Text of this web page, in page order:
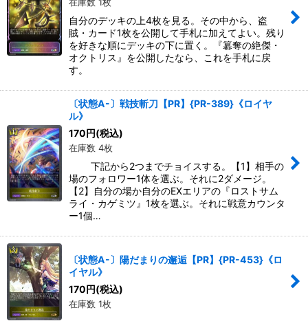
自分のデッキの上4枚を見る。その中から、盗
賊・カード1枚を公開して手札に加えてよい。残り
を好きな順にデッキの下に置く。『簒奪の絶傑・
オクトリス』を公開したなら、これを手札に戻
す。
〔状態A-〕戦技斬刀【PR】{PR-389}《ロイヤ
ル》
170円(税込)
在庫数 4枚
下記から2つまでチョイスする。【1】相手の
場のフォロワー1体を選ぶ。それに2ダメージ。
【2】自分の場か自分のEXエリアの『ロストサム
ライ・カゲミツ』1枚を選ぶ。それに戦意カウンタ
ー1個…
〔状態A-〕陽だまりの邂逅【PR】{PR-453}《ロ
イヤル》
170円(税込)
在庫数 1枚